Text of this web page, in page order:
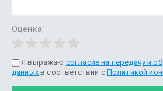
Оценка:
Я выражаю согласие на передачу и
данныхв соответствии с Политикой